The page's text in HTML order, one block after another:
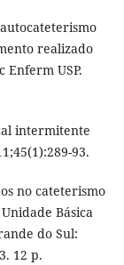
realizado
Enferm USP.
intermitente
93.
no cateterismo
Básica
do Sul:
12 p.